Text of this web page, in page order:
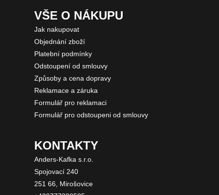
VŠE O NÁKUPU
Jak nakupovat
Objednání zboží
Platební podmínky
Odstoupení od smlouvy
Způsoby a cena dopravy
Reklamace a záruka
Formulář pro reklamaci
Formulář pro odstoupeni od smlouvy
KONTAKTY
Anders-Kafka s.r.o.
Spojovací 240
251 66, Mirošovice